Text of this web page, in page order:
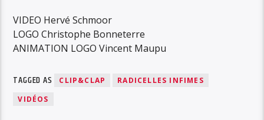
VIDEO Hervé Schmoor
LOGO Christophe Bonneterre
ANIMATION LOGO Vincent Maupu
TAGGED AS CLIP&CLAP
RADICELLES INFIMES
VIDÉOS